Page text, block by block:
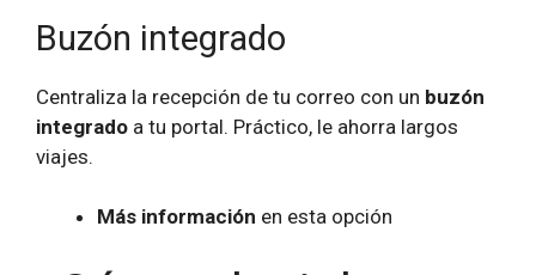
Buzón integrado
Centraliza la recepción de tu correo con un buzón
integrado a tu portal. Práctico, le ahorra largos
viajes.
Más información en esta opción